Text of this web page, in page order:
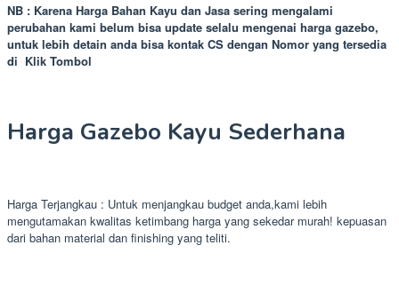
NB : Karena Harga Bahan Kayu dan Jasa sering mengalami
perubahan kami belum bisa update selalu mengenai harga gazebo,
untuk lebih detain anda bisa kontak CS dengan Nomor yang tersedia
di Klik Tombol
Harga Gazebo Kayu Sederhana
Harga Terjangkau : Untuk menjangkau budget anda,kami lebih
mengutamakan kwalitas ketimbang harga yang sekedar murah! kepuasan
dari bahan material dan finishing yang teliti.